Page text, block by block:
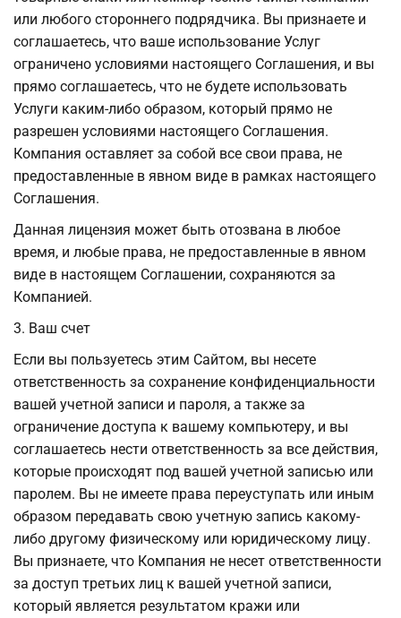
или любого стороннего подрядчика. Вы признаете и
соглашаетесь, что ваше использование Услуг
ограничено условиями настоящего Соглашения, и вы
прямо соглашаетесь, что не будете использовать
Услуги каким-либо образом, который прямо не
разрешен условиями настоящего Соглашения.
Компания оставляет за собой все свои права, не
предоставленные в явном виде в рамках настоящего
Соглашения.
Данная лицензия может быть отозвана в любое
время, и любые права, не предоставленные в явном
виде в настоящем Соглашении, сохраняются за
Компанией.
3. Ваш счет
Если вы пользуетесь этим Сайтом, вы несете
ответственность за сохранение конфиденциальности
вашей учетной записи и пароля, а также за
ограничение доступа к вашему компьютеру, и вы
соглашаетесь нести ответственность за все действия,
которые происходят под вашей учетной записью или
паролем. Вы не имеете права переуступать или иным
образом передавать свою учетную запись какому-
либо другому физическому или юридическому лицу.
Вы признаете, что Компания не несет ответственности
за доступ третьих лиц к вашей учетной записи,
который является результатом кражи или